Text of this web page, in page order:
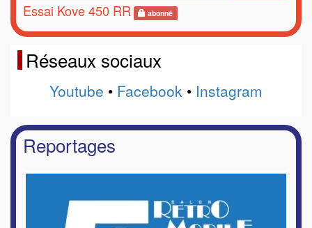
Essai Kove 450 RR abonné
Réseaux sociaux
Youtube • Facebook • Instagram
Reportages